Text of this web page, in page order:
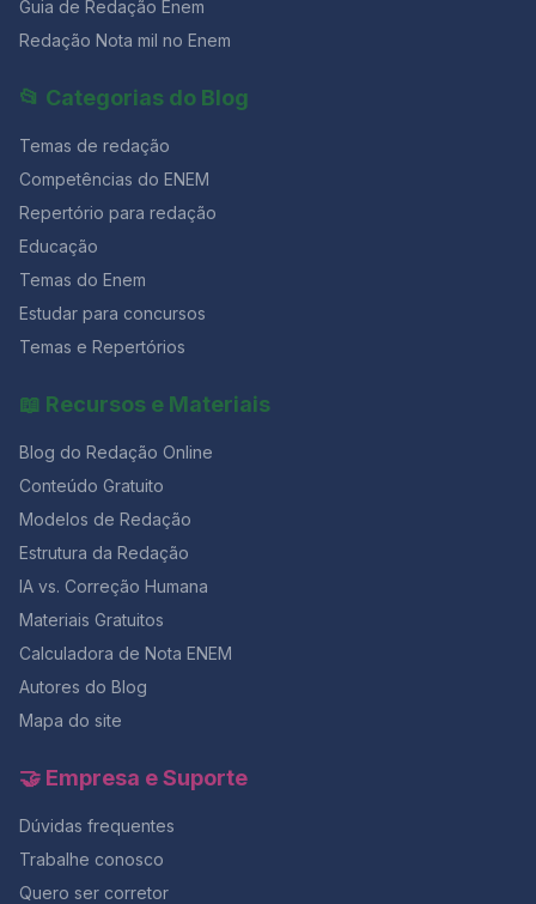
Guia de Redação Enem
Redação Nota mil no Enem
📂 Categorias do Blog
Temas de redação
Competências do ENEM
Repertório para redação
Educação
Temas do Enem
Estudar para concursos
Temas e Repertórios
📖 Recursos e Materiais
Blog do Redação Online
Conteúdo Gratuito
Modelos de Redação
Estrutura da Redação
IA vs. Correção Humana
Materiais Gratuitos
Calculadora de Nota ENEM
Autores do Blog
Mapa do site
🤝 Empresa e Suporte
Dúvidas frequentes
Trabalhe conosco
Quero ser corretor